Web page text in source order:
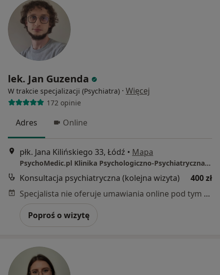
lek. Jan Guzenda
W trakcie specjalizacji (Psychiatra) · Więcej
172 opinie
Adres Online
płk. Jana Kilińskiego 33, Łódź • Mapa
PsychoMedic.pl Klinika Psychologiczno-Psychiatryczna Łódź (ul. Kilińskiego 33, Śródmieście)
Konsultacja psychiatryczna (kolejna wizyta)
400 zł
Specjalista nie oferuje umawiania online pod tym adresem.
Poproś o wizytę